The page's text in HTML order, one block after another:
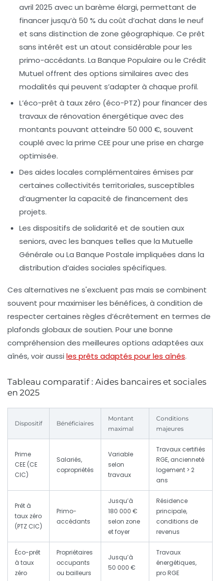
avril 2025 avec un barème élargi, permettant de
financer jusqu’à 50 % du coût d’achat dans le neuf
et sans distinction de zone géographique. Ce prêt
sans intérêt est un atout considérable pour les
primo-accédants. La Banque Populaire ou le Crédit
Mutuel offrent des options similaires avec des
modalités qui peuvent s’adapter à chaque profil.
L’éco-prêt à taux zéro (éco-PTZ) pour financer des
travaux de rénovation énergétique avec des
montants pouvant atteindre 50 000 €, souvent
couplé avec la prime CEE pour une prise en charge
optimisée.
Des aides locales complémentaires émises par
certaines collectivités territoriales, susceptibles
d’augmenter la capacité de financement des
projets.
Les dispositifs de solidarité et de soutien aux
seniors, avec les banques telles que la Mutuelle
Générale ou La Banque Postale impliquées dans la
distribution d’aides sociales spécifiques.
Ces alternatives ne s'excluent pas mais se combinent
souvent pour maximiser les bénéfices, à condition de
respecter certaines règles d’écrêtement en termes de
plafonds globaux de soutien. Pour une bonne
compréhension des meilleures options adaptées aux
aînés, voir aussi les prêts adaptés pour les aînés.
Tableau comparatif : Aides bancaires et sociales
en 2025
Dispositif Bénéficiaires
Montant
maximal
Conditions
majeures
Prime
CEE (CE
CIC)
Salariés,
copropriétés
Variable
selon
travaux
Travaux certifiés
RGE, ancienneté
logement > 2
ans
Prêt à
taux zéro
(PTZ CIC)
Primo-
accédants
Jusqu’à
180 000 €
selon zone
et foyer
Résidence
principale,
conditions de
revenus
Éco-prêt
à taux
zéro
Propriétaires
occupants
ou bailleurs
Jusqu’à
50 000 €
Travaux
énergétiques,
pro RGE